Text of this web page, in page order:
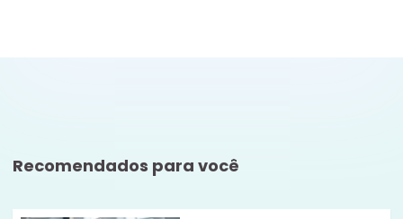
Recomendados para você